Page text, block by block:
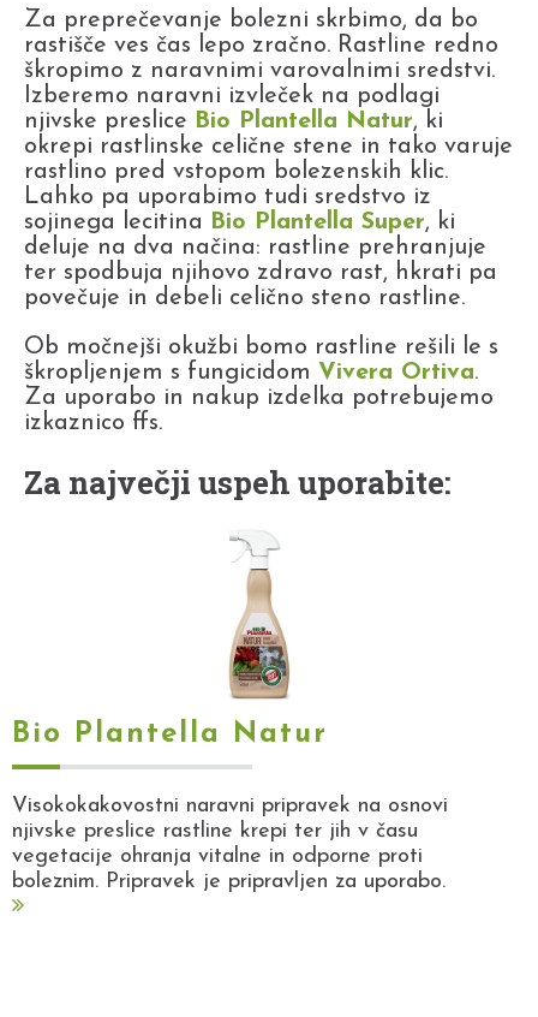
Za preprečevanje bolezni skrbimo, da bo
rastišče ves čas lepo zračno. Rastline redno
škropimo z naravnimi varovalnimi sredstvi.
Izberemo naravni izvleček na podlagi
njivske preslice Bio Plantella Natur, ki
okrepi rastlinske celične stene in tako varuje
rastlino pred vstopom bolezenskih klic.
Lahko pa uporabimo tudi sredstvo iz
sojinega lecitina Bio Plantella Super, ki
deluje na dva načina: rastline prehranjuje
ter spodbuja njihovo zdravo rast, hkrati pa
povečuje in debeli celično steno rastline.
Ob močnejši okužbi bomo rastline rešili le s
škropljenjem s fungicidom Vivera Ortiva.
Za uporabo in nakup izdelka potrebujemo
izkaznico ffs.
Za največji uspeh uporabite:
Bio Plantella Natur
Visokokakovostni naravni pripravek na osnovi
njivske preslice rastline krepi ter jih v času
vegetacije ohranja vitalne in odporne proti
boleznim. Pripravek je pripravljen za uporabo.